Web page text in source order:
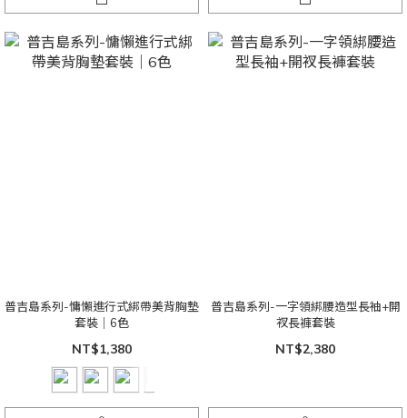
普吉島系列-慵懶進行式綁帶美背胸墊
套裝｜6色
NT$1,380
普吉島系列-一字領綁腰造型長袖+開
衩長褲套裝
NT$2,380